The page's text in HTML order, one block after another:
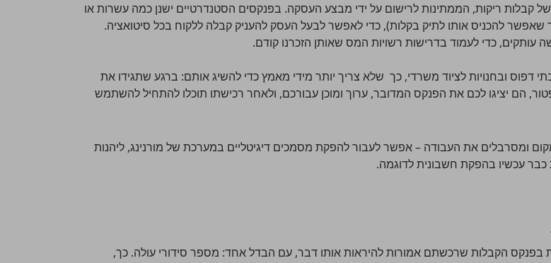
קבלות ריקות, הממתינות לרישום על ידי מבצע העסקה. בפנקסים הסטנדרטיים ישנן כמה עשרות או
שאפשר להכניס אותו לתיק בקלות), כדי לאפשר לבעל העסק להעניק קבלה ללקוח בכל סיטואציה.
עותקים, כדי לעמוד בדרישות רשויות המס שאותן הזכרנו קודם.
דפוס ובחנויות לציוד משרדי, כך שלא צריך יותר מידי מאמץ כדי להשיג אותם: ברגע שתגידו את
הם יציגו לכם את הפנקס המדובר, ערוך ומוכן עבורכם, ולאחר רכישתו תוכלו להתחיל להשתמש
ומסרבלים את העבודה – אפשר לעבור להפקת מסמכים דיגיטליים במערכת של מורנינג, ליהנות
עכשיו בהפקת חשבונית לדוגמה.
הקבלות שרכשתם אמורות להיראות אותו דבר, עם הבדל אחד: מספר סידורי עולה. כך,